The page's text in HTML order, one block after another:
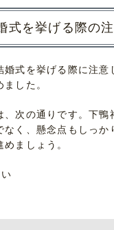
式を挙げる際の
婚式を挙げる際に注意
した。
、次の通りです。下鴨
なく、懸念点もしっか
ましょう。